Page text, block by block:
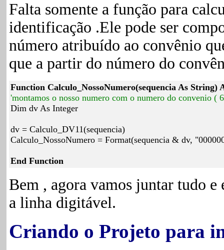
Falta somente a função para
identificação .Ele pode ser
número atribuído ao convênio
que a partir do número do
Function Calculo_NossoNumero(sequencia As String)
'montamos o nosso numero com o numero do convenio (
Dim dv As Integer
dv = Calculo_DV11(sequencia)
Calculo_NossoNumero = Format(sequencia & dv,
End Function
Bem , agora vamos juntar tudo
a linha digitável.
Criando o Projeto para